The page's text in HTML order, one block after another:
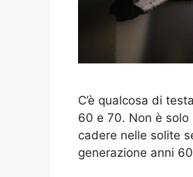
C’è qualcosa di
60 e 70. Non è
cadere nelle solite
generazione anni